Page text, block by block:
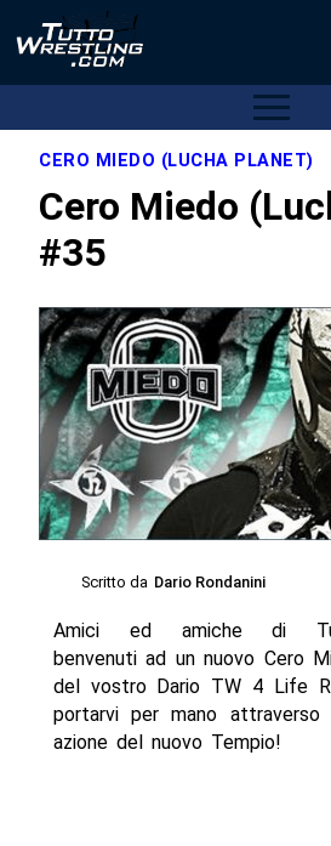
CERO MIEDO (LUCHA PLANET)
Cero Miedo
#35
Scritto da Dario Rondanini
Amici ed amiche di
benvenuti ad un nuovo Cero
del vostro Dario TW 4 Life
portarvi per mano
azione del nuovo Tempio!